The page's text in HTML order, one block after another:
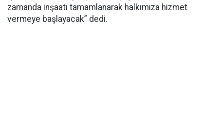
zamanda inşaatı tamamlanarak halkımıza hizmet
vermeye başlayacak” dedi.